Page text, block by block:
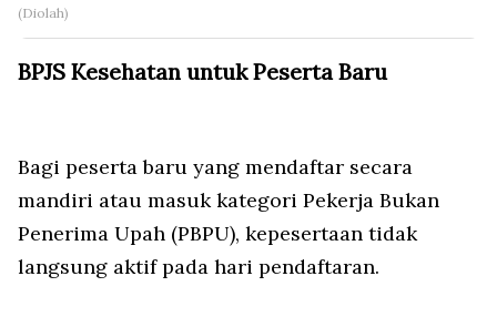
(Diolah)
BPJS Kesehatan untuk Peserta Baru
Bagi peserta baru yang mendaftar secara
mandiri atau masuk kategori Pekerja Bukan
Penerima Upah (PBPU), kepesertaan tidak
langsung aktif pada hari pendaftaran.